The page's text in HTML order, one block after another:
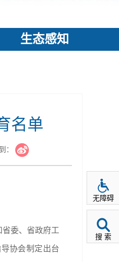
生态感知
名单
：
委、省政府工
协会制定出台
无障碍
搜 索